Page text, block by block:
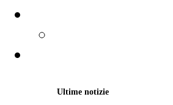
Ultime notizie